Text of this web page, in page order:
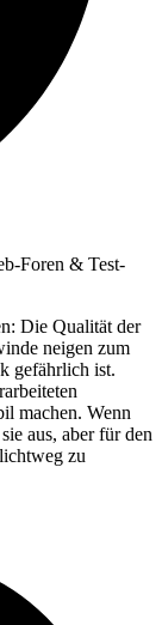
Foren & Test-
Die Qualität der
neigen zum
gefährlich ist.
machen. Wenn
aus, aber für den
zu